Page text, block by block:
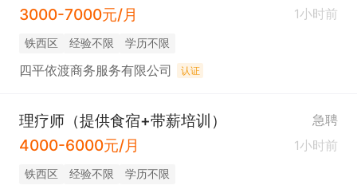
3000-7000元/月 1小时前
铁西区 经验不限 学历不限
四平依渡商务服务有限公司 认证
理疗师（提供食宿+带薪培训） 急聘
4000-6000元/月 1小时前
铁西区 经验不限 学历不限